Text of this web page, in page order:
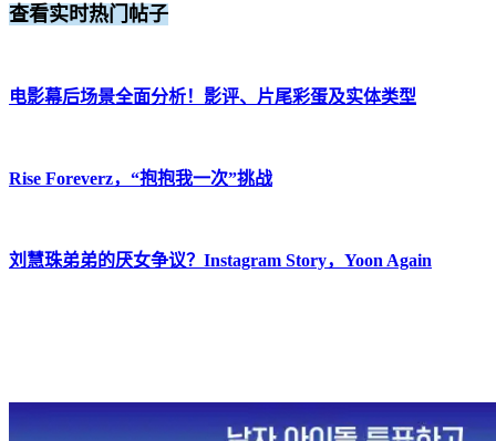
查看实时热门帖子
电影幕后场景全面分析！影评、片尾彩蛋及实体类型
Rise Foreverz，“抱抱我一次”挑战
刘慧珠弟弟的厌女争议？Instagram Story，Yoon Again